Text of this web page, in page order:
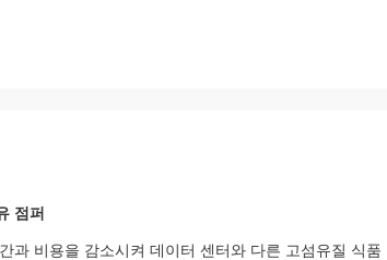
점퍼
비용을 감소시켜 데이터 센터와 다른 고섬유질 식품